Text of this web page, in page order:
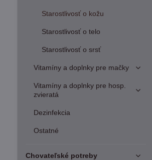
Starostlivosť o kožu
Starostlivosť o telo
Starostlivosť o srsť
Vitamíny a doplnky pre mačky
Vitamíny a doplnky pre hosp.
zvieratá
Dezinfekcia
Ostatné
Chovateľské potreby